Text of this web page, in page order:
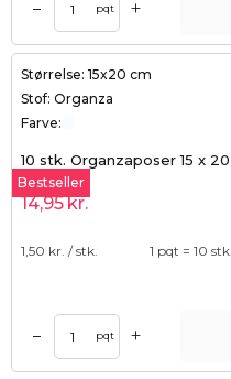
– pqt +
Størrelse: 15x20 cm
Stof: Organza
Farve:
Bestseller
10 stk. Organzaposer 15 x 20
cm - hvid
14,95kr.
1,50 kr. / stk. 1 pqt = 10 stk.
– pqt +